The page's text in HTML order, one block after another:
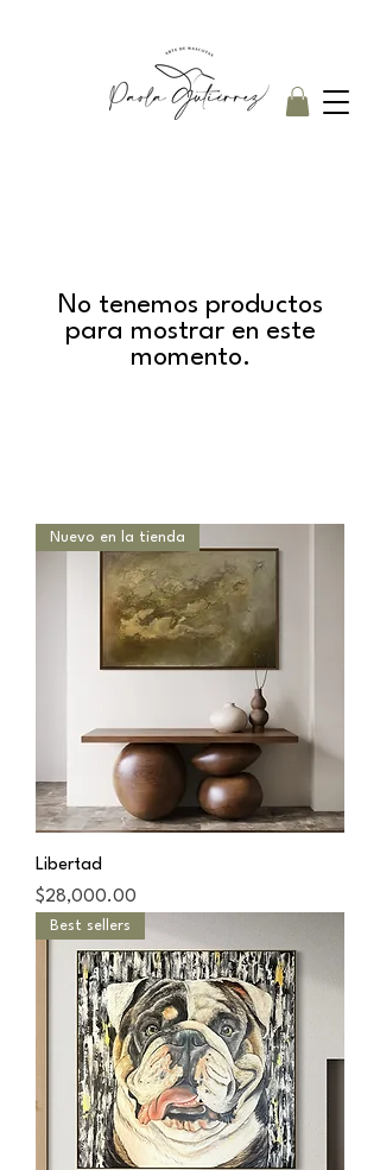
No tenemos productos
para mostrar en este
momento.
Nuevo en la tienda
Libertad
Precio
$28,000.00
Best sellers